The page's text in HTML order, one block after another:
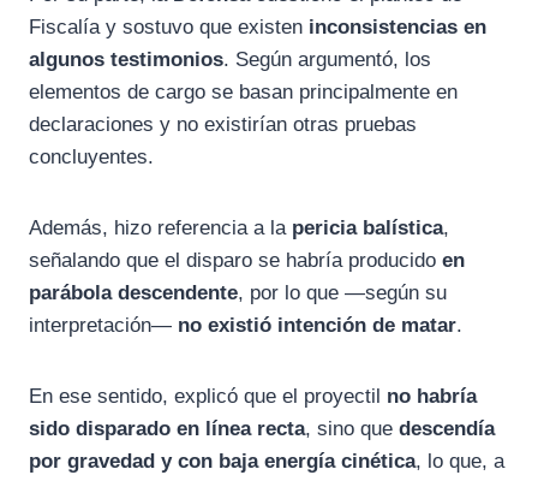
Fiscalía y sostuvo que existen inconsistencias en
algunos testimonios. Según argumentó, los
elementos de cargo se basan principalmente en
declaraciones y no existirían otras pruebas
concluyentes.
Además, hizo referencia a la pericia balística,
señalando que el disparo se habría producido en
parábola descendente, por lo que —según su
interpretación— no existió intención de matar.
En ese sentido, explicó que el proyectil no habría
sido disparado en línea recta, sino que descendía
por gravedad y con baja energía cinética, lo que, a